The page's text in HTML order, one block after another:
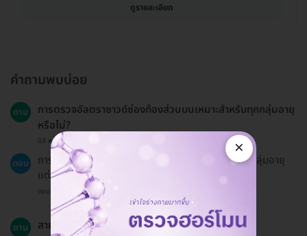
ดูรายละเอียด
คำถามพบบ่อย
ถาม
การตรวจอัลตราซาวด์ช่องท้องส่วนบนเหมาะสำหรับทุกกลุ่มอายุ
หรือไม่?
03 พ.ค. 2024
ตอบ
การตรวจอัลตราซาวด์ช่องท้องส่วนบนเหมาะสำหรับทุกกลุ่มอายุ
แต่ควรปรึกษาแพทย์เพื่อความปลอดภัย.
ตอบโดยทีมงาน HD
ถาม สามารถเลื่อนนัดได้หรือไม่?
×